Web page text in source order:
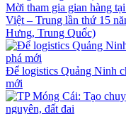
Mời tham gia gian hàng
Việt – Trung lần thứ 15
Hưng, Trung Quốc)
Để logistics Quảng Ninh
mới